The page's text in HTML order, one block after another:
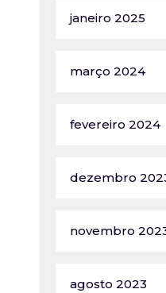
janeiro 2025
março 2024
fevereiro 2024
dezembro
novembro
agosto 2023